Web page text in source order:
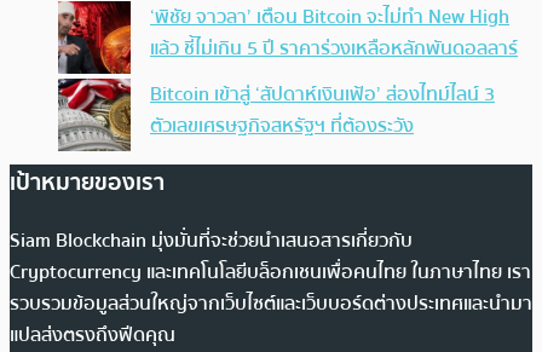
‘พิชัย จาวลา’ เตือน Bitcoin จะไม่ทำ New High
แล้ว ชี้ไม่เกิน 5 ปี ราคาร่วงเหลือหลักพันดอลลาร์
Bitcoin เข้าสู่ ‘สัปดาห์เงินเฟ้อ’ ส่องไทม์ไลน์ 3
ตัวเลขเศรษฐกิจสหรัฐฯ ที่ต้องระวัง
เป้าหมายของเรา
Siam Blockchain มุ่งมั่นที่จะช่วยนำเสนอสารเกี่ยวกับ
Cryptocurrency และเทคโนโลยีบล็อกเชนเพื่อคนไทย ในภาษาไทย เรา
รวบรวมข้อมูลส่วนใหญ่จากเว็บไซต์และเว็บบอร์ดต่างประเทศและนำมา
แปลส่งตรงถึงฟีดคุณ